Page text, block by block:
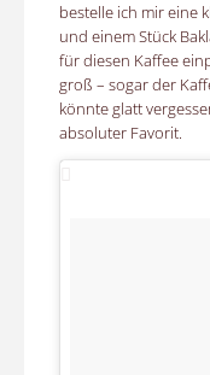
bestelle ich mir eine
und einem Stück
für diesen Kaffee
groß – sogar der
könnte glatt
absoluter Favorit.